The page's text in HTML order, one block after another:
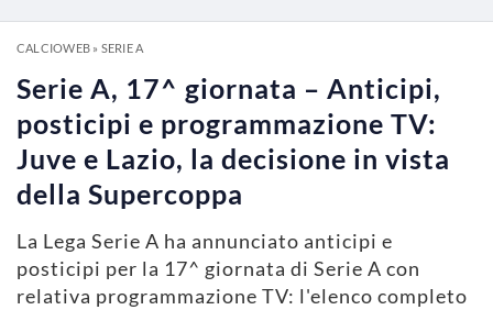
CALCIOWEB» SERIE A
Serie A, 17^ giornata – Anticipi,
posticipi e programmazione TV:
Juve e Lazio, la decisione in vista
della Supercoppa
La Lega Serie A ha annunciato anticipi e
posticipi per la 17^ giornata di Serie A con
relativa programmazione TV: l'elenco completo